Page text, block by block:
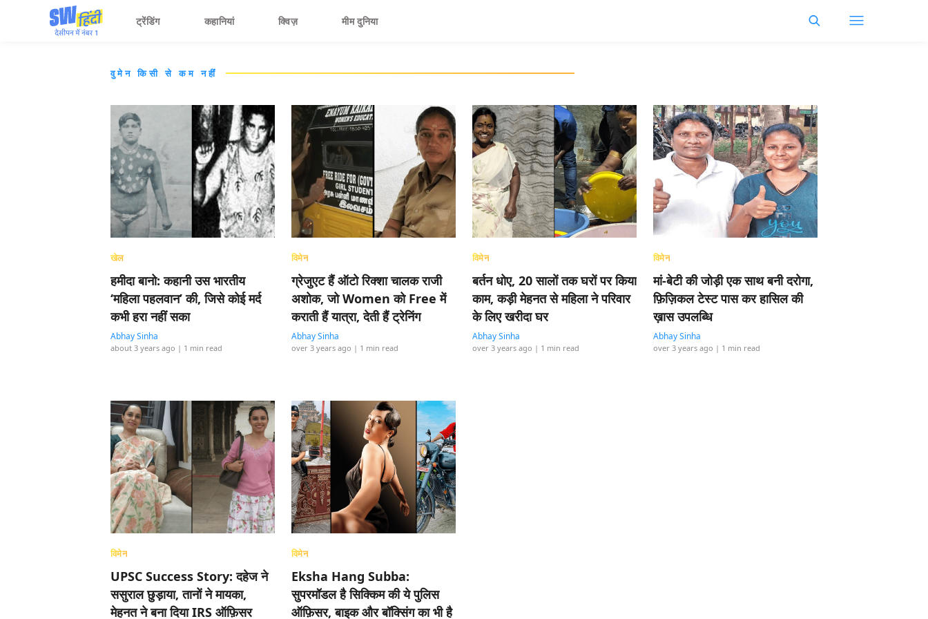
ट्रेंडिंग कहानियां क्विज़ मीम दुनिया
वुमेन किसी से कम नहींं
खेल
हमीदा बानो: कहानी उस भारतीय
‘महिला पहलवान’ की, जिसे कोई मर्द
कभी हरा नहीं सका
Abhay Sinha
about 3 years ago | 1 min read
विमेन
ग्रेजुएट हैं ऑटो रिक्शा चालक राजी
अशोक, जो Women को Free में
कराती हैं यात्रा, देती हैं ट्रेनिंग
Abhay Sinha
over 3 years ago | 1 min read
विमेन
बर्तन धोए, 20 सालों तक घरों पर किया
काम, कड़ी मेहनत से महिला ने परिवार
के लिए खरीदा घर
Abhay Sinha
over 3 years ago | 1 min read
विमेन
मां-बेटी की जोड़ी एक साथ बनी दरोगा,
फ़िज़िकल टेस्ट पास कर हासिल की
ख़ास उपलब्धि
Abhay Sinha
over 3 years ago | 1 min read
विमेन
UPSC Success Story: दहेज ने
ससुराल छुड़ाया, तानों ने मायका,
मेहनत ने बना दिया IRS ऑफ़िसर
विमेन
Eksha Hang Subba:
सुपरमॉडल है सिक्किम की ये पुलिस
ऑफ़िसर, बाइक और बॉक्सिंग का भी है